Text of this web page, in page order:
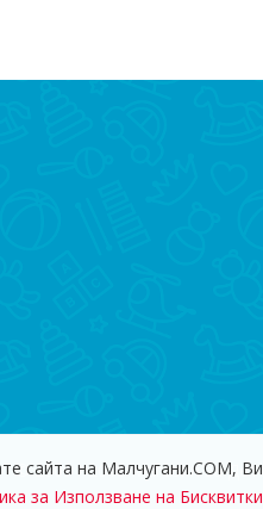
сайта на Малчугани.COM,
за Използване на Бисквитки
© 2009 - 2018 Магазин за